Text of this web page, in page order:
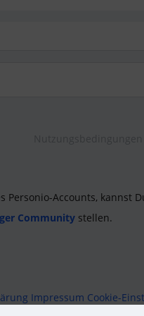
Personio-Accounts, kannst
Community stellen.
Impressum Cookie-